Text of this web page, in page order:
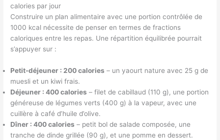
calories par jour
Construire un plan alimentaire avec une portion contrôlée de
1000 kcal nécessite de penser en termes de fractions
caloriques entre les repas. Une répartition équilibrée pourrait
s’appuyer sur :
Petit-déjeuner : 200 calories – un yaourt nature avec 25 g de
muesli et un kiwi frais.
Déjeuner : 400 calories – filet de cabillaud (110 g), une portion
généreuse de légumes verts (400 g) à la vapeur, avec une
cuillère à café d’huile d’olive.
Dîner : 400 calories – petit bol de salade composée, une
tranche de dinde grillée (90 g), et une pomme en dessert.